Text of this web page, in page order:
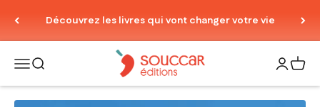
Découvrez les livres qui vont changer votre vie
Ouvrir la navigation
Ouvrir la rechercheThierry Souccar Editions Ouvrir
Voir